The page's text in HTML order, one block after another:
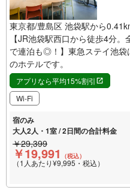
東京都/豊島区 池袋駅から
【JR池袋駅西口から徒歩4分
で連泊も◎！】東急ステイ池袋
のホテルです。
アプリなら平均15%割引
Wi-Fi
宿のみ
大人2人・1室 / 2日間の合計料金
￥29,399
￥19,991 （税込）
（1人あたり¥9,995・税込）